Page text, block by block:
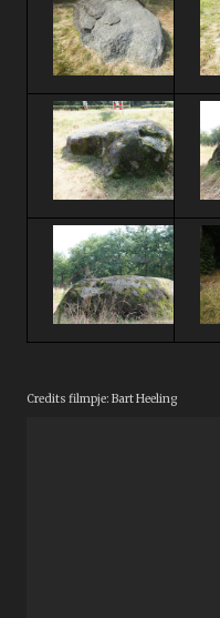
Credits filmpje: Bart Heeling